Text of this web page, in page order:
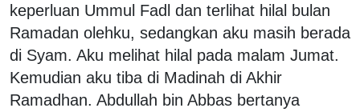
keperluan Ummul Fadl dan terlihat hilal bulan
Ramadan olehku, sedangkan aku masih berada
di Syam. Aku melihat hilal pada malam Jumat.
Kemudian aku tiba di Madinah di Akhir
Ramadhan. Abdullah bin Abbas bertanya